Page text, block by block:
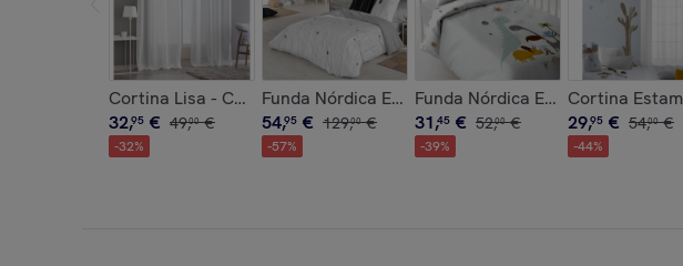
Cortina Lisa - Con Ojales - 100% Poliéster - Blanco
32,95 € 49,00 €
-32%
Funda Nórdica Estampada - Cierre Solapa - 100%
54,95 € 129,00 €
-57%
Funda Nórdica Estampada -
31,45 € 52,00 €
-39%
Cortina
29,95 € 54,00 €
-44%